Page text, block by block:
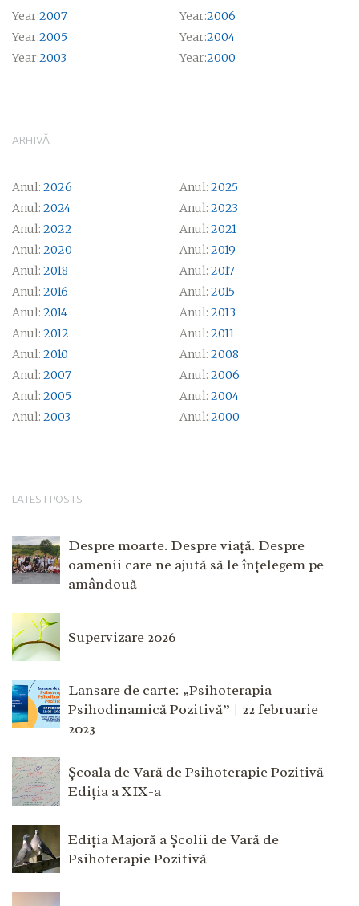
Year:2007 Year:2006
Year:2005 Year:2004
Year:2003 Year:2000
ARHIVĂ
Anul: 2026 Anul: 2025
Anul: 2024 Anul: 2023
Anul: 2022 Anul: 2021
Anul: 2020 Anul: 2019
Anul: 2018 Anul: 2017
Anul: 2016 Anul: 2015
Anul: 2014 Anul: 2013
Anul: 2012 Anul: 2011
Anul: 2010 Anul: 2008
Anul: 2007 Anul: 2006
Anul: 2005 Anul: 2004
Anul: 2003 Anul: 2000
LATEST POSTS
Despre moarte. Despre viață. Despre
oamenii care ne ajută să le înțelegem pe
amândouă
Supervizare 2026
Lansare de carte: „Psihoterapia
Psihodinamică Pozitivă” | 22 februarie
2023
Școala de Vară de Psihoterapie Pozitivă –
Ediția a XIX-a
Ediția Majoră a Școlii de Vară de
Psihoterapie Pozitivă